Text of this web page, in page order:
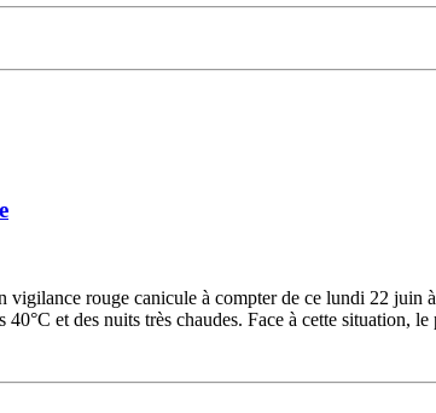
vigilance rouge canicule à compter de ce lundi 22 juin
40°C et des nuits très chaudes. Face à cette situation, le